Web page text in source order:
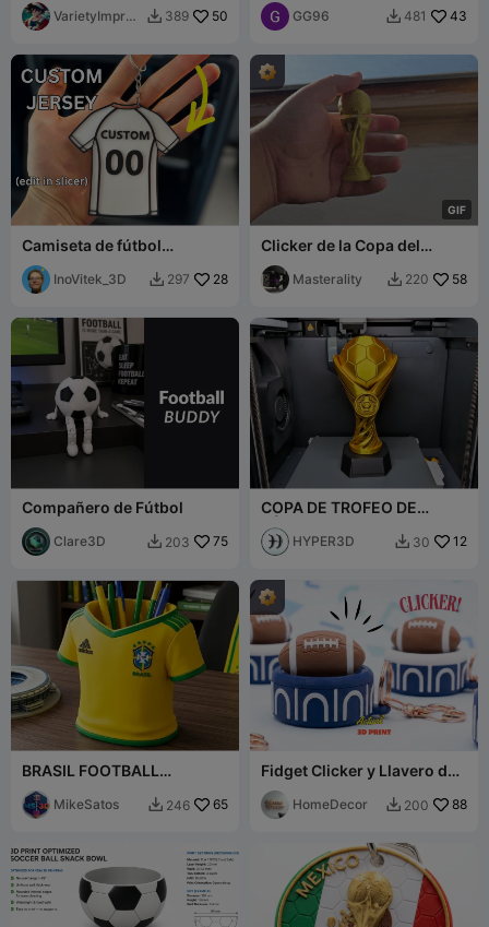
VarietyImpres
 389 50 GG96  481 43
Camiseta de fútbol
personalizable
InoVitek_3D  297 28
GIF
Clicker de la Copa del
Mundo
Masterality  220 58
Compañero de Fútbol
Clare3D  203 75
COPA DE TROFEO DE
FÚTBOL
HYPER3D  30 12
BRASIL FOOTBALL
NATIONAL TEAM PEN
HOLDERMikeSatos  246 65
Fidget Clicker y Llavero del
Super Bowl
HomeDecor  200 88